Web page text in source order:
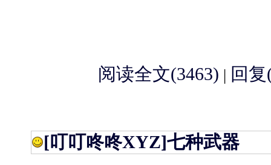
阅读全文(3463) | 回
[叮叮咚咚XYZ]七种武器